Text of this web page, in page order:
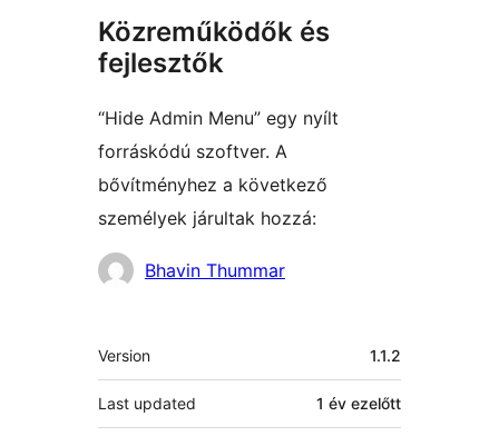
Közreműködők és
fejlesztők
“Hide Admin Menu” egy nyílt
forráskódú szoftver. A
bővítményhez a következő
személyek járultak hozzá:
Közreműködők
Bhavin Thummar
Meta
Version 1.1.2
Last updated 1 év ezelőtt